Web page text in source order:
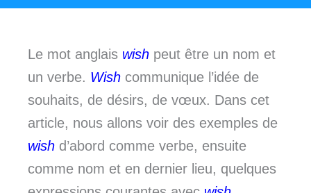
Le mot anglais wish peut être un nom et
un verbe. Wish communique l’idée de
souhaits, de désirs, de vœux. Dans cet
article, nous allons voir des exemples de
wish d’abord comme verbe, ensuite
comme nom et en dernier lieu, quelques